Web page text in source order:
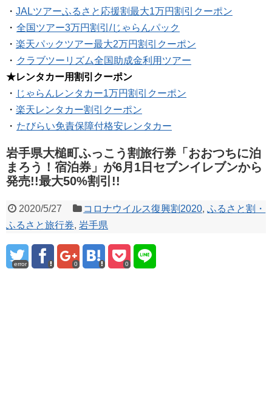
・ JALツアーふるさと応援割最大1万円割引クーポン
・ 全国ツアー3万円割引/じゃらんパック
・ 楽天パックツアー最大2万円割引クーポン
・ クラブツーリズム全国助成金利用ツアー
★レンタカー用割引クーポン
・ じゃらんレンタカー1万円割引クーポン
・ 楽天レンタカー割引クーポン
・ たびらい免責保障付格安レンタカー
岩手県大槌町ふっこう割旅行券「おおつちに泊
まろう！宿泊券」が6月1日セブンイレブンから
発売!!最大50%割引!!
2020/5/27 コロナウイルス復興割2020,ふるさと割・
ふるさと旅行券, 岩手県
error 0 0